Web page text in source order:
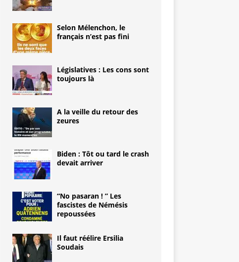
Selon Mélenchon, le
français n’est pas fini
Législatives : Les cons sont
toujours là
A la veille du retour des
zeures
Biden : Tôt ou tard le crash
devait arriver
“No pasaran ! ” Les
fascistes de Némésis
repoussées
Il faut réélire Ersilia
Soudais